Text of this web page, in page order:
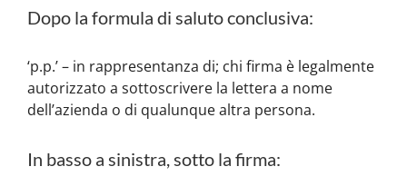
Dopo la formula di saluto conclusiva:
‘p.p.’ – in rappresentanza di; chi firma è legalmente
autorizzato a sottoscrivere la lettera a nome
dell’azienda o di qualunque altra persona.
In basso a sinistra, sotto la firma: